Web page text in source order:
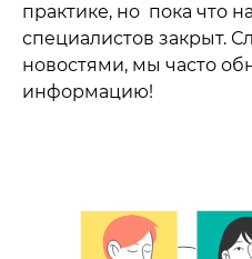
практике, но пока что
специалистов закрыт.
новостями, мы часто
информацию!